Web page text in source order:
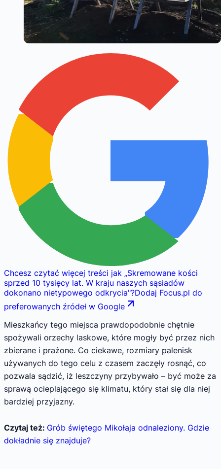
Chcesz czytać więcej treści jak „Skremowane kości
sprzed 10 tysięcy lat. W kraju naszych sąsiadów
dokonano nietypowego odkrycia"?Dodaj Focus.pl do
preferowanych źródeł w Google
Mieszkańcy tego miejsca prawdopodobnie chętnie
spożywali orzechy laskowe, które mogły być przez nich
zbierane i prażone. Co ciekawe, rozmiary palenisk
używanych do tego celu z czasem zaczęły rosnąć, co
pozwala sądzić, iż leszczyny przybywało – być może za
sprawą ocieplającego się klimatu, który stał się dla niej
bardziej przyjazny.
Czytaj też: Grób świętego Mikołaja odnaleziony. Gdzie
dokładnie się znajduje?